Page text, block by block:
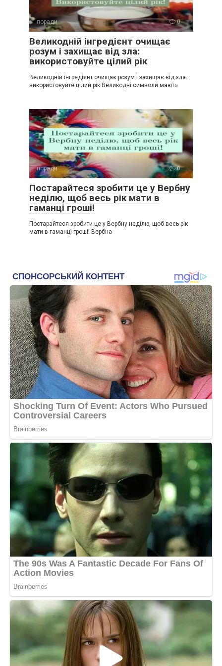
поради 0
Великодній інгредієнт очищає
розум і захищає від зла:
використовуйте цілий рік
Великодній інгредієнт очищає розум і захищає від зла:
використовуйте цілий рік Великодні символи мають
поради 0
Постарайтеся зробити це у Вербну
неділю, щоб весь рік мати в
гаманці гроші!
Постарайтеся зробити це у Вербну неділю, щоб весь рік
мати в гаманці гроші! Вербна